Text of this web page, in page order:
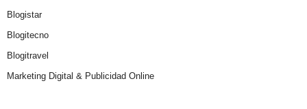
Blogistar
Blogitecno
Blogitravel
Marketing Digital & Publicidad Online